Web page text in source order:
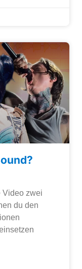
Video zwei
du den